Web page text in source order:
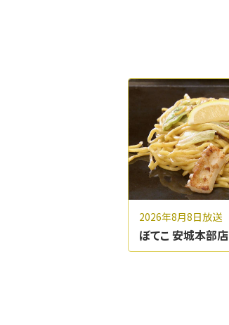
2026年8月8日放送
ぼてこ 安城本部店